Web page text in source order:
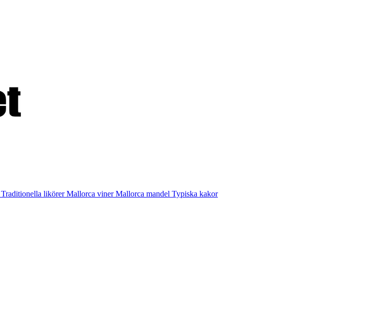
Traditionella likörerMallorca vinerMallorca mandel Typiska kakor